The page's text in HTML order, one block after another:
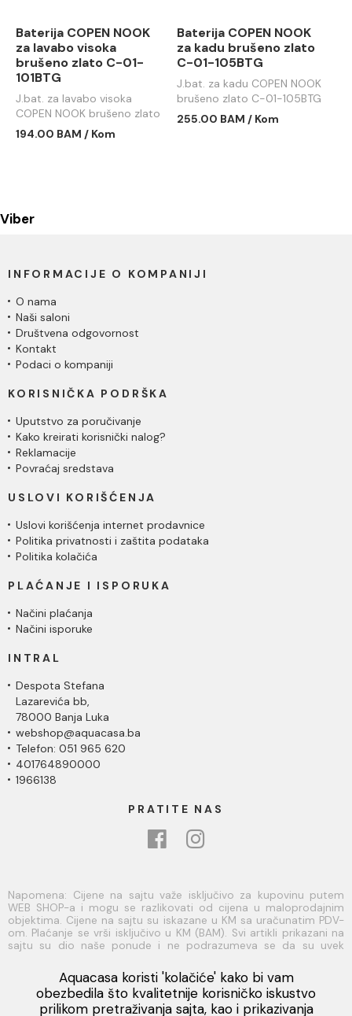
Baterija COPEN NOOK
za lavabo visoka
brušeno zlato C-01-
101BTG
J.bat. za lavabo visoka
COPEN NOOK brušeno zlato
C-01-101BTG
194.00 BAM / Kom
Baterija COPEN NOOK
za kadu brušeno zlato
C-01-105BTG
J.bat. za kadu COPEN NOOK
brušeno zlato C-01-105BTG
255.00 BAM / Kom
Viber
Viber
INFORMACIJE O KOMPANIJI
O nama
Naši saloni
Društvena odgovornost
Kontakt
Podaci o kompaniji
KORISNIČKA PODRŠKA
Uputstvo za poručivanje
Kako kreirati korisnički nalog?
Reklamacije
Povraćaj sredstava
USLOVI KORIŠĆENJA
Uslovi korišćenja internet prodavnice
Politika privatnosti i zaštita podataka
Politika kolačića
PLAĆANJE I ISPORUKA
Načini plaćanja
Načini isporuke
INTRAL
Despota Stefana
Lazarevića bb,
78000 Banja Luka
webshop@aquacasa.ba
Telefon: 051 965 620
401764890000
1966138
PRATITE NAS
Napomena: Cijene na sajtu važe isključivo za kupovinu putem
WEB SHOP-a i mogu se razlikovati od cijena u maloprodajnim
objektima. Cijene na sajtu su iskazane u KM sa uračunatim PDV-
om. Plaćanje se vrši isključivo u KM (BAM). Svi artikli prikazani na
sajtu su dio naše ponude i ne podrazumeva se da su uvek
su postavljeni tako da što je bolje moguće predstave svaki
proizvod ali ne možemo garantovati da su sve informacije
kompletne i bez grešaka. Sve informacije u vezi raspoloživosti
artikala i njihovih specifikacija možete dobiti na broj telefona
Aquacasa koristi 'kolačiće' kako bi vam
obezbedila što kvalitetnije korisničko iskustvo
prilikom pretraživanja sajta, kao i prikazivanja